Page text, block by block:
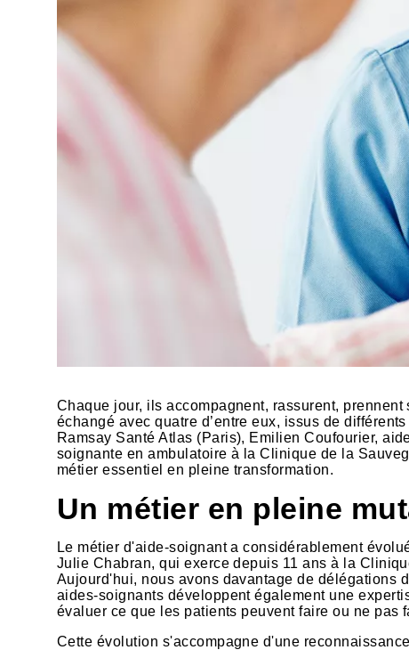
Chaque jour, ils accompagnent, rassurent,
échangé avec quatre d’entre eux, issus de
Ramsay Santé Atlas (Paris), Emilien Coufourier,
soignante en ambulatoire à la Clinique de la
métier essentiel en pleine transformation.
Un métier en pleine
Le métier d'aide-soignant a considérablement
Julie Chabran, qui exerce depuis 11 ans à la
Aujourd'hui, nous avons davantage de délégations
aides-soignants développent également une
évaluer ce que les patients peuvent faire ou ne pas
Cette évolution s'accompagne d'une